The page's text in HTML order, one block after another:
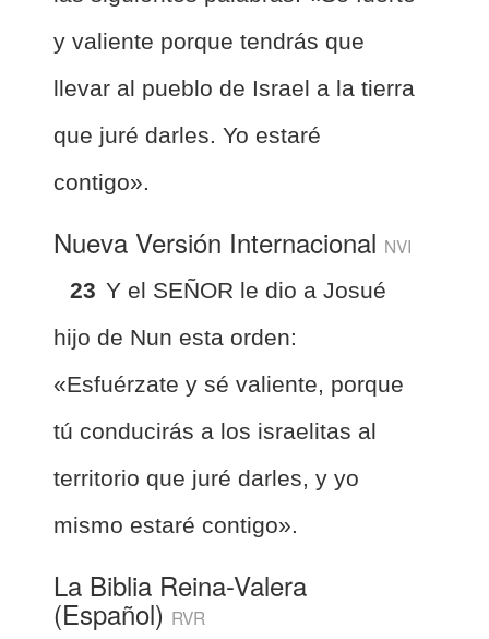
y valiente porque tendrás que
llevar al pueblo de Israel a la tierra
que juré darles. Yo estaré
contigo».
Nueva Versión Internacional NVI
23 Y el SEÑOR le dio a Josué
hijo de Nun esta orden:
«Esfuérzate y sé valiente, porque
tú conducirás a los israelitas al
territorio que juré darles, y yo
mismo estaré contigo».
La Biblia Reina-Valera
(Español) RVR